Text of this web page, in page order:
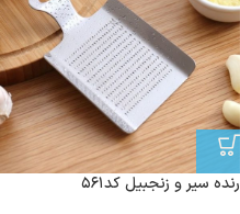
رنده سیر و زنجبیل کد۵۶۱